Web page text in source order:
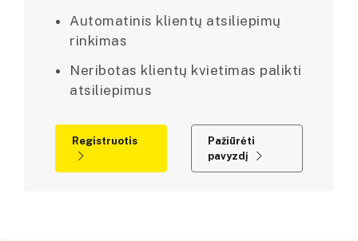
Automatinis klientų atsiliepimų
rinkimas
Neribotas klientų kvietimas palikti
atsiliepimus
Registruotis
Pažiūrėti
pavyzdį